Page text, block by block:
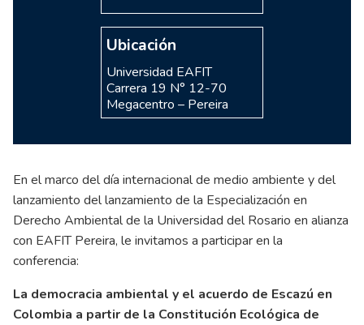
Ubicación
Universidad EAFIT
Carrera 19 N° 12-70
Megacentro – Pereira
En el marco del día internacional de medio ambiente y del
lanzamiento del lanzamiento de la Especialización en
Derecho Ambiental de la Universidad del Rosario en alianza
con EAFIT Pereira, le invitamos a participar en la
conferencia:
La democracia ambiental y el acuerdo de Escazú en
Colombia a partir de la Constitución Ecológica de